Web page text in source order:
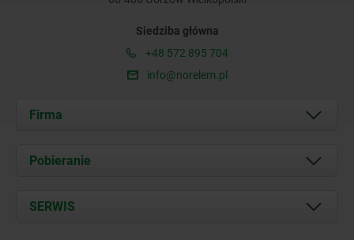
Siedziba główna
+48 572 895 704
info@norelem.pl
Firma
O nas
Kontakt
Pobieranie
Documents
SERWIS